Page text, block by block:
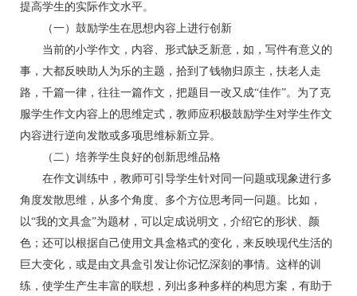
提高学生的实际作文水平。
（一）鼓励学生在思想内容上进行创新
当前的小学作文，内容、形式缺乏新意，如，写件有意义的
事，大都反映助人为乐的主题，拾到了钱物归原主，扶老人走
路，千篇一律，往往一篇作文，把题目一改又成“佳作”。为了克
服学生作文内容上的思维定式，教师应积极鼓励学生对学生作文
内容进行逆向发散或多项思维标新立异。
（二）培养学生良好的创新思维品格
在作文训练中，教师可引导学生针对同一问题或现象进行多
角度发散思维，从多个角度、多个方位思考同一问题。比如，
以“我的文具盒”为题材，可以定成说明文，介绍它的形状、颜
色；还可以根据自己使用文具盒格式的变化，来反映现代生活的
巨大变化，或是由文具盒引发让你记忆深刻的事情。这样的训
练，使学生产生丰富的联想，列出多种多样的构思方案，有助于